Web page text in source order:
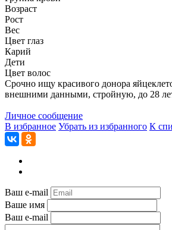
Возраст
Рост
Вес
Цвет глаз
Карий
Дети
Цвет волос
Срочно ищу красивого донора
внешними данными, стройную, до 28
Личное сообщение
В избранное Убрать из избранного К
Ваш e-mail
Ваше имя
Ваш e-mail